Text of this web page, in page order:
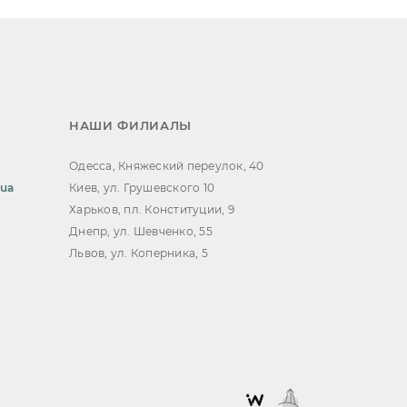
НАШИ ФИЛИАЛЫ
Одесса, Княжеский переулок, 40
Киев, ул. Грушевского 10
Харьков, пл. Конституции, 9
Днепр, ул. Шевченко, 55
Львов, ул. Коперника, 5